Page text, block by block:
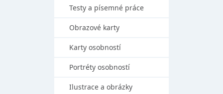
Testy a písemné práce
Obrazové karty
Karty osobností
Portréty osobností
Ilustrace a obrázky